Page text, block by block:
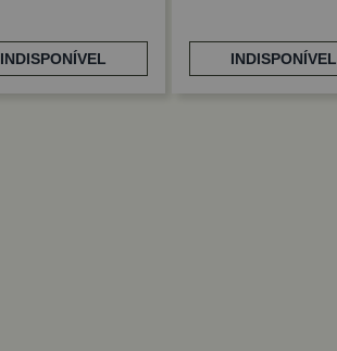
INDISPONÍVEL INDISPONÍVEL